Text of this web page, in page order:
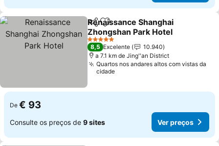
PartilharAdicionar aos favoritos
Renaissance Shanghai
Zhongshan Park Hotel
Ver preços
5 Estrelas
8,5 Excelente
10.940
a 7.1 km de Jing''an District
Quartos nos andares altos com vistas da
cidade
De € 93
Consulte os preços de 9 sites Ver preços